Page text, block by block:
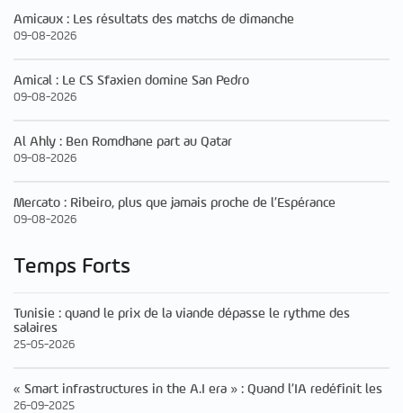
Amicaux : Les résultats des matchs de dimanche
09-08-2026
Amical : Le CS Sfaxien domine San Pedro
09-08-2026
Al Ahly : Ben Romdhane part au Qatar
09-08-2026
Mercato : Ribeiro, plus que jamais proche de l’Espérance
09-08-2026
Temps Forts
Tunisie : quand le prix de la viande dépasse le rythme des
salaires
25-05-2026
« Smart infrastructures in the A.I era » : Quand l’IA redéfinit les
26-09-2025